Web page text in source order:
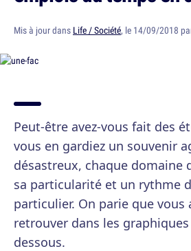
Mis à jour dans Life / Société, le 14/09/2018
Peut-être avez-vous fait des
vous en gardiez un souvenir
désastreux, chaque domaine
sa particularité et un rythme
particulier. On parie que vous
retrouver dans les
dessous.